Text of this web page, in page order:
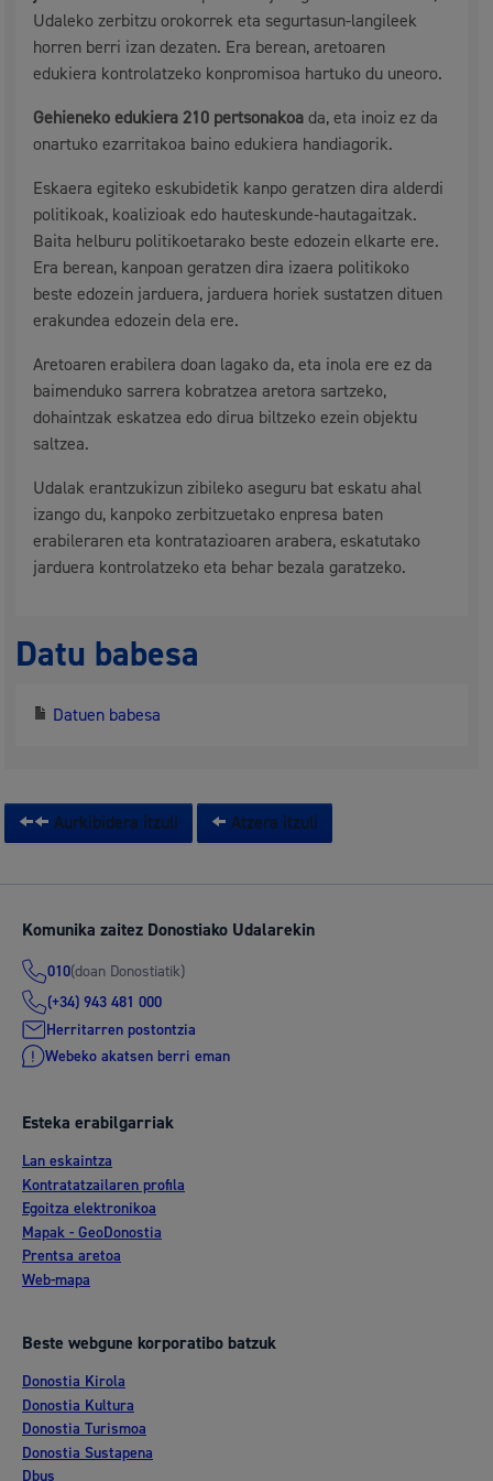
Udaleko zerbitzu orokorrek eta segurtasun-langileek
horren berri izan dezaten. Era berean, aretoaren
edukiera kontrolatzeko konpromisoa hartuko du uneoro.
Gehieneko edukiera 210 pertsonakoa da, eta inoiz ez da
onartuko ezarritakoa baino edukiera handiagorik.
Eskaera egiteko eskubidetik kanpo geratzen dira alderdi
politikoak, koalizioak edo hauteskunde-hautagaitzak.
Baita helburu politikoetarako beste edozein elkarte ere.
Era berean, kanpoan geratzen dira izaera politikoko
beste edozein jarduera, jarduera horiek sustatzen dituen
erakundea edozein dela ere.
Aretoaren erabilera doan lagako da, eta inola ere ez da
baimenduko sarrera kobratzea aretora sartzeko,
dohaintzak eskatzea edo dirua biltzeko ezein objektu
saltzea.
Udalak erantzukizun zibileko aseguru bat eskatu ahal
izango du, kanpoko zerbitzuetako enpresa baten
erabileraren eta kontratazioaren arabera, eskatutako
jarduera kontrolatzeko eta behar bezala garatzeko.
Datu babesa
Datuen babesa
Aurkibidera itzuli Atzera itzuli
Komunika zaitez Donostiako Udalarekin
010(doan Donostiatik)
(+34) 943 481 000
Herritarren postontzia
Webeko akatsen berri eman
Esteka erabilgarriak
Lan eskaintza
Kontratatzailaren profila
Egoitza elektronikoa
Mapak - GeoDonostia
Prentsa aretoa
Web-mapa
Beste webgune korporatibo batzuk
Donostia Kirola
Donostia Kultura
Donostia Turismoa
Donostia Sustapena
Dbus